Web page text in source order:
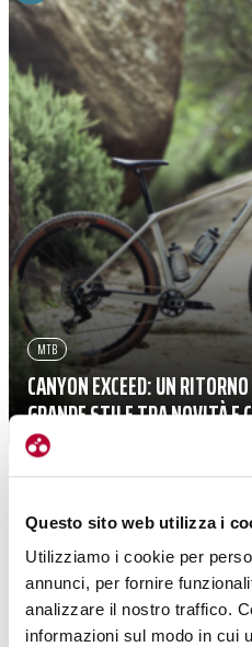
Questo sito web utilizza i
Utilizziamo i cookie per
annunci, per fornire
analizzare il nostro traffico.
informazioni sul modo in cui
MTB
CANYON EXCEED: UN
GRANDE STILE TRA NOVITÀ E